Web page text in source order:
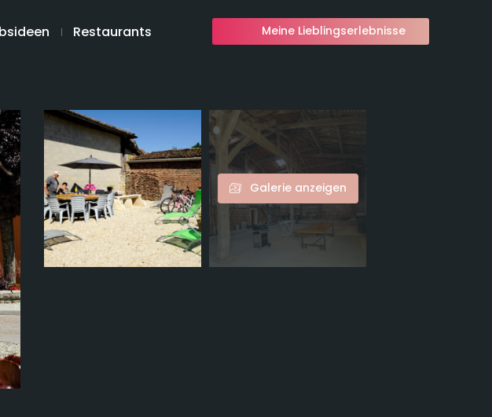
Restaurants Meine Lieblingserlebnisse
Galerie anzeigen